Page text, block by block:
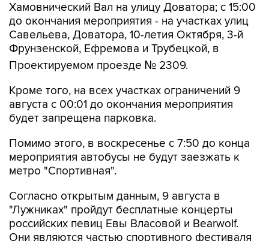
Савельева, Доватора, 10-летия Октября, 3-й
Фрунзенской, Ефремова и Трубецкой, в
Проектируемом проезде № 2309.
Кроме того, на всех участках ограничений 9
будет запрещена парковка.
Помимо этого, в воскресенье с 7:50 до конца
метро "Спортивная".
Согласно открытым данным, 9 августа в
российских певиц Евы Власовой и Bearwolf.
Они являются частью спортивного фестиваля
и фестиваля спортивных единоборств.